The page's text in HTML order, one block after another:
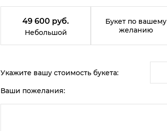
49 600 руб.
Небольшой
Букет по вашему
желанию
Укажите вашу стоимость букета:
Ваши пожелания: